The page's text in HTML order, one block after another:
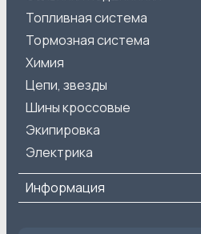
Топливная система
Тормозная система
Химия
Цепи, звезды
Шины кроссовые
Экипировка
Электрика
Информация